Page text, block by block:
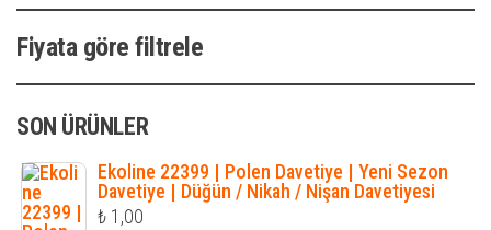
Fiyata göre filtrele
SON ÜRÜNLER
Ekoline 22399 | Polen Davetiye | Yeni Sezon
Davetiye | Düğün / Nikah / Nişan Davetiyesi
₺ 1,00